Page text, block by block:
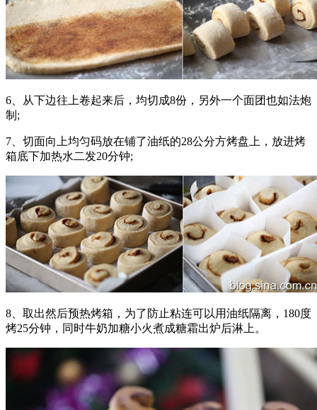
6、从下边往上卷起来后，均切成8份，另外一个面团也如法炮
制;
7、切面向上均匀码放在铺了油纸的28公分方烤盘上，放进烤
箱底下加热水二发20分钟;
8、取出然后预热烤箱，为了防止粘连可以用油纸隔离，180度
烤25分钟，同时牛奶加糖小火煮成糖霜出炉后淋上。